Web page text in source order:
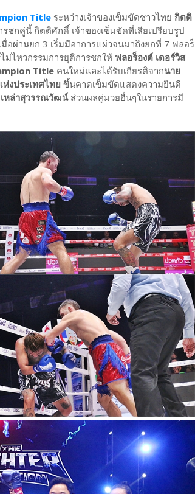
Title ระหว่างเจ้าของเข็มขัดชาวไทย กิตติ
ชกคู่นี้ กิตติศักดิ์ เจ้าของเข็มขัดที่เสียเปรียบรูป
ผ่านยก 3 เริ่มมีอาการแผ่วจนมาถึงยกที่ 7 ฟลอร็
ม่ไหวกรรมการยุติการชกให้ ฟลอร็องต์ เดอร์วิส
Title คนใหม่และได้รับเกียรติจากนาย
งประเทศไทย ขึ้นคาดเข็มขัดแสดงความยินดี
หล่าสุวรรณวัฒน์ส่วนผลคู่มวยอื่นๆในรายการมี